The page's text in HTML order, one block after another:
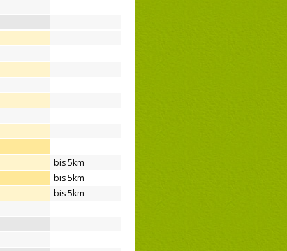
bis 5km
bis 5km
bis 5km